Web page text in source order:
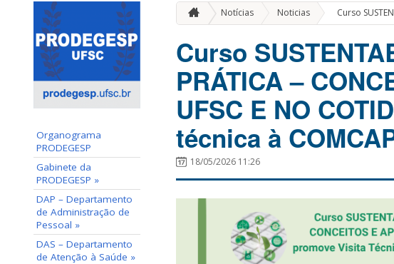
Organograma
PRODEGESP
Gabinete da
PRODEGESP »
DAP – Departamento
de Administração de
Pessoal »
DAS – Departamento
de Atenção à Saúde »
Notícias Noticias » Curso
Curso
PRÁTICA –
UFSC E NO
técnica à
18/05/2026 11:26